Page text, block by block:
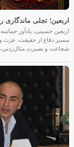
اربعین؛ تجلی ماندگاری
اربعین حسینی، یادآور
مسیر دفاع از حقیقت،
شجاعت و بصیرت مثال‌زدنی،